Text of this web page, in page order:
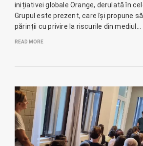
inițiativei globale Orange, derulată în
Grupul este prezent, care își propune
părinții cu privire la riscurile din mediul…
READ MORE